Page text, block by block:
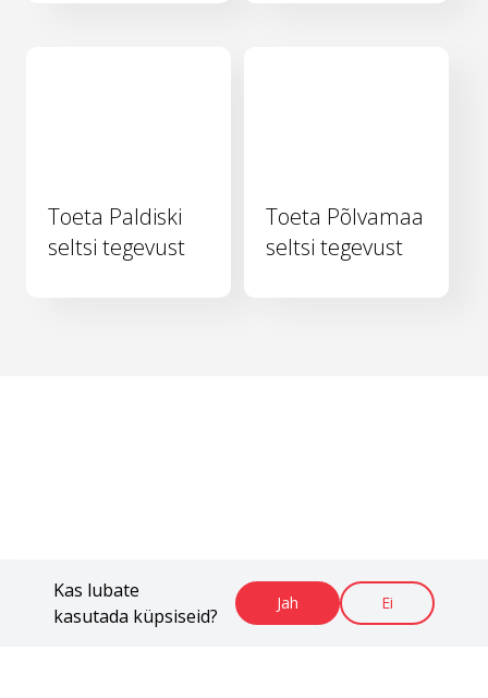
Kas lubate
kasutada küpsiseid?
Jah Ei
Toeta Paldiski
seltsi tegevust
Toeta Põlvamaa
seltsi tegevust